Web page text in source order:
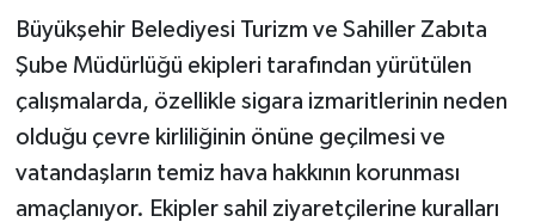
Büyükşehir Belediyesi Turizm ve Sahiller Zabıta
Şube Müdürlüğü ekipleri tarafından yürütülen
çalışmalarda, özellikle sigara izmaritlerinin neden
olduğu çevre kirliliğinin önüne geçilmesi ve
vatandaşların temiz hava hakkının korunması
amaçlanıyor. Ekipler sahil ziyaretçilerine kuralları